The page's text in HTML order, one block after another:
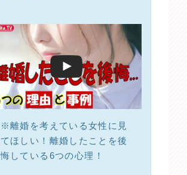
※離婚を考えている女性に見
てほしい！離婚したことを後
悔している6つの心理！